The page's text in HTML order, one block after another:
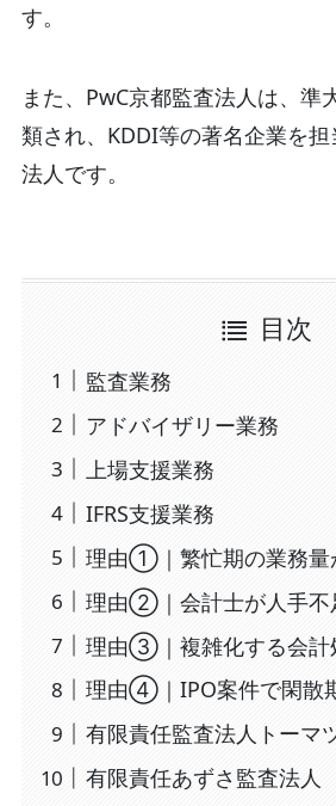
す。
また、PwC京都監査法人は、準
類され、KDDI等の著名企業を
法人です。
目次
監査業務
アドバイザリー業務
上場支援業務
IFRS支援業務
理由①｜繁忙期の業務量
理由②｜会計士が人手不
理由③｜複雑化する会計
理由④｜IPO案件で閑散
有限責任監査法人トーマ
有限責任あずさ監査法人